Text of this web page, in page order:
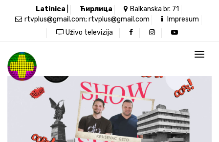
Latinica Ћирлица
Balkanska br. 71
rtvplus@gmail.com; rtvplus@gmail.com
Impresum
Uživo televizija